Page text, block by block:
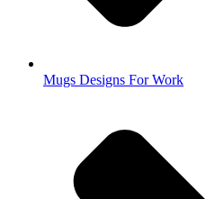
Mugs Designs For Work